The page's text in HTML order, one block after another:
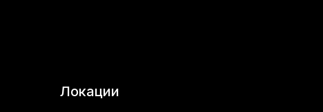
Локации